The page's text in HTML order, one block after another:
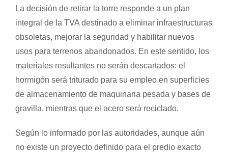
La decisión de retirar la torre responde a un plan
integral de la TVA destinado a eliminar infraestructuras
obsoletas, mejorar la seguridad y habilitar nuevos
usos para terrenos abandonados. En este sentido, los
materiales resultantes no serán descartados: el
hormigón será triturado para su empleo en superficies
de almacenamiento de maquinaria pesada y bases de
gravilla, mientras que el acero será reciclado.
Según lo informado por las autoridades, aunque aún
no existe un proyecto definido para el predio exacto